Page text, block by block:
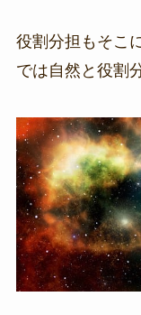
役割分担もそこ
では自然と役割